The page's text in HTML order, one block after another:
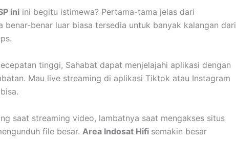
ini ini begitu istimewa? Pertama-tama jelas dari
benar-benar luar biasa tersedia untuk banyak kalangan dari
tinggi, Sahabat dapat menjelajahi aplikasi dengan
Mau live streaming di aplikasi Tiktok atau Instagram
saat streaming video, lambatnya saat mengakses situs
file besar. Area Indosat Hifi semakin besar